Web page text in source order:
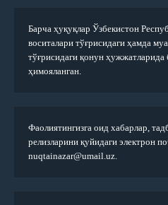
Барча ҳуқуқлар Ўзбекистон
воситалари тўғрисидаги ҳамда
тўғрисидаги қонун ҳужжатларида
ҳимояланган.
Фаолиятингизга оид хабарлар,
релизларини қуйидаги электрон
nuqtainazar@umail.uz.